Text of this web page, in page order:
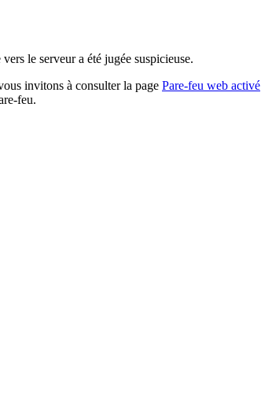
le serveur a été jugée suspicieuse.
invitons à consulter la page Pare-feu web activé
feu.